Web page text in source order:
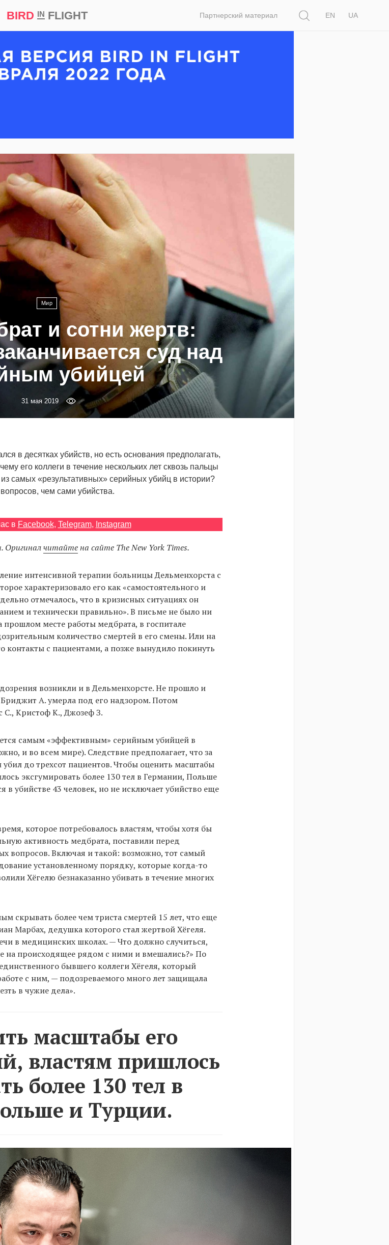
BIRD INFLIGHT Партнерский материал
EN
UA
Мир
и сотни жертв:
суд над
убийцей
31 мая 2019
в десятках убийств, но есть основания предполагать,
его коллеги в течение нескольких лет сквозь пальцы
самых «результативных» серийных убийц в истории?
чем сами убийства.
в Facebook, Telegram, Instagram
Оригиналчитайтена сайте The New York Times.
интенсивной терапии больницы Дельменхорста с
характеризовало его как «самостоятельного и
отмечалось, что в кризисных ситуациях он
и технически правильно». В письме не было ни
прошлом месте работы медбрата, в госпитале
количество смертей в его смены. Или на
контакты с пациентами, а позже вынудило покинуть
возникли и в Дельменхорсте. Не прошло и
А. умерла под его надзором. Потом
С., Кристоф К., Джозеф З.
самым «эффективным» серийным убийцей в
и во всем мире). Следствие предполагает, что за
убил до трехсот пациентов. Чтобы оценить масштабы
эксгумировать более 130 тел в Германии, Польше
в убийстве 43 человек, но не исключает убийство еще
которое потребовалось властям, чтобы хотя бы
активность медбрата, поставили перед
вопросов. Включая и такой: возможно, тот самый
установленному порядку, которые когда-то
Хёгелю безнаказанно убивать в течение многих
скрывать более чем триста смертей 15 лет, что еще
Марбах, дедушка которого стал жертвой Хёгеля.
в медицинских школах. — Что должно случиться,
на происходящее рядом с ними и вмешались?» По
бывшего коллеги Хёгеля, который
с ним, — подозреваемого много лет защищала
в чужие дела».
масштабы его
властям пришлось
более 130 тел в
и Турции.